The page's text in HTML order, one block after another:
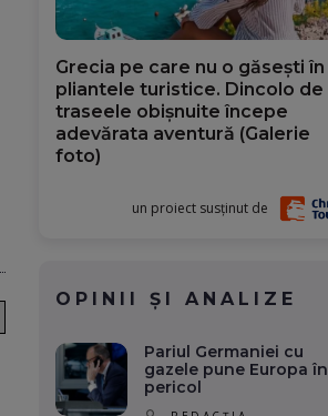
Grecia pe care nu o găsești în
pliantele turistice. Dincolo de
traseele obișnuite începe
adevărata aventură (Galerie
foto)
un proiect susținut de
OPINII ȘI ANALIZE
Pariul Germaniei cu
gazele pune Europa în
pericol